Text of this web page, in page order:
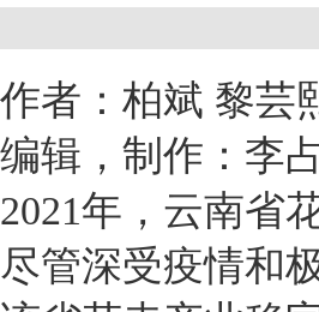
作者：柏斌 黎芸
编辑，制作：李
2021年，云南省
尽管深受疫情和